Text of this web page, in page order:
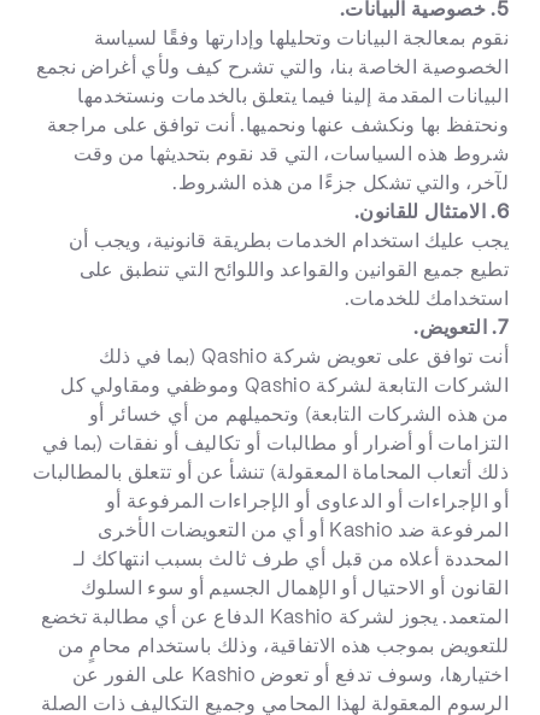
5. خصوصية البيانات.
نقوم بمعالجة البيانات وتحليلها وإدارتها وفقًا لسياسة
الخصوصية الخاصة بنا، والتي تشرح كيف ولأي أغراض نجمع
البيانات المقدمة إلينا فيما يتعلق بالخدمات ونستخدمها
ونحتفظ بها ونكشف عنها ونحميها. أنت توافق على مراجعة
شروط هذه السياسات، التي قد نقوم بتحديثها من وقت
لآخر، والتي تشكل جزءًا من هذه الشروط.
6. الامتثال للقانون.
يجب عليك استخدام الخدمات بطريقة قانونية، ويجب أن
تطيع جميع القوانين والقواعد واللوائح التي تنطبق على
استخدامك للخدمات.
7. التعويض.
أنت توافق على تعويض شركة Qashio (بما في ذلك
الشركات التابعة لشركة Qashio وموظفي ومقاولي كل
من هذه الشركات التابعة) وتحميلهم من أي خسائر أو
التزامات أو أضرار أو مطالبات أو تكاليف أو نفقات (بما في
ذلك أتعاب المحاماة المعقولة) تنشأ عن أو تتعلق بالمطالبات
أو الإجراءات أو الدعاوى أو الإجراءات المرفوعة أو
المرفوعة ضد Kashio أو أي من التعويضات الأخرى
المحددة أعلاه من قبل أي طرف ثالث بسبب انتهاكك لـ
القانون أو الاحتيال أو الإهمال الجسيم أو سوء السلوك
المتعمد. يجوز لشركة Kashio الدفاع عن أي مطالبة تخضع
للتعويض بموجب هذه الاتفاقية، وذلك باستخدام محامٍ من
اختيارها، وسوف تدفع أو تعوض Kashio على الفور عن
الرسوم المعقولة لهذا المحامي وجميع التكاليف ذات الصلة